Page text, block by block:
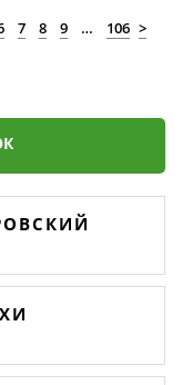
7 8 9 … 106 >